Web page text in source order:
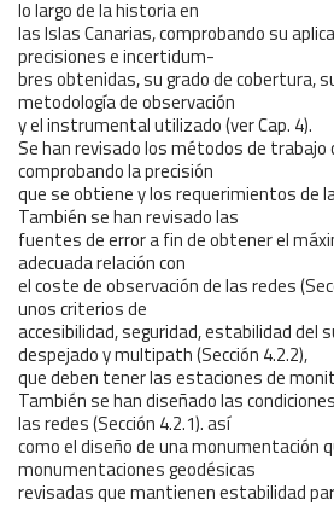
lo largo de la historia en
las Islas Canarias, comprobando su
precisiones e incertidum-
bres obtenidas, su grado de cobertura,
metodología de observación
y el instrumental utilizado (ver Cap. 4).
Se han revisado los métodos de trabajo
comprobando la precisión
que se obtiene y los requerimientos de
También se han revisado las
fuentes de error a fin de obtener el
adecuada relación con
el coste de observación de las redes
unos criterios de
accesibilidad, seguridad, estabilidad del
despejado y multipath (Sección 4.2.2),
que deben tener las estaciones de
También se han diseñado las
las redes (Sección 4.2.1). así
como el diseño de una monumentación
monumentaciones geodésicas
revisadas que mantienen estabilidad